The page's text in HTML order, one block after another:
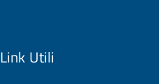
Link Utili